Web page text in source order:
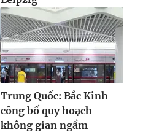
Trung Quốc: Bắc Kinh
công bố quy hoạch
không gian ngầm